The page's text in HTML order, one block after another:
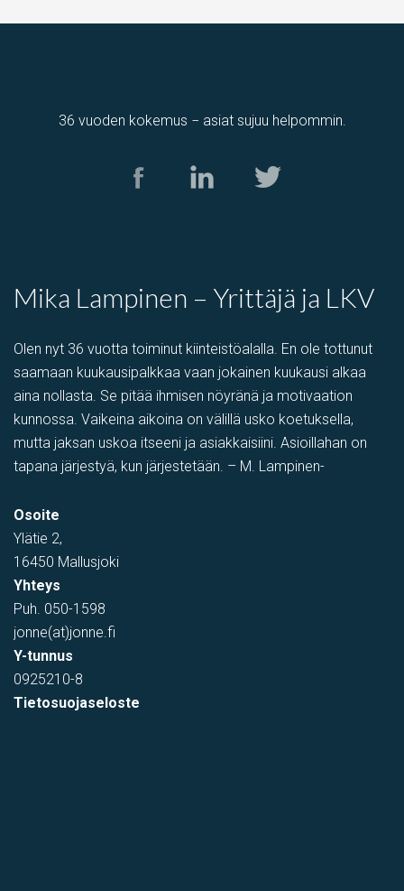
36 vuoden kokemus − asiat sujuu helpommin.
Mika Lampinen – Yrittäjä ja LKV
Olen nyt 36 vuotta toiminut kiinteistöalalla. En ole tottunut
saamaan kuukausipalkkaa vaan jokainen kuukausi alkaa
aina nollasta. Se pitää ihmisen nöyränä ja motivaation
kunnossa. Vaikeina aikoina on välillä usko koetuksella,
mutta jaksan uskoa itseeni ja asiakkaisiini. Asioillahan on
tapana järjestyä, kun järjestetään. – M. Lampinen-
Osoite
Ylätie 2,
16450 Mallusjoki
Yhteys
Puh. 050-1598
jonne(at)jonne.fi
Y-tunnus
0925210-8
Tietosuojaseloste